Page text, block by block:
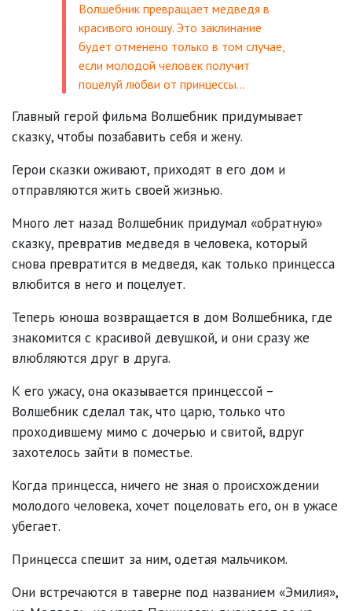
Волшебник превращает медведя в
красивого юношу. Это заклинание
будет отменено только в том случае,
если молодой человек получит
поцелуй любви от принцессы…
Главный герой фильма Волшебник придумывает
сказку, чтобы позабавить себя и жену.
Герои сказки оживают, приходят в его дом и
отправляются жить своей жизнью.
Много лет назад Волшебник придумал «обратную»
сказку, превратив медведя в человека, который
снова превратится в медведя, как только принцесса
влюбится в него и поцелует.
Теперь юноша возвращается в дом Волшебника, где
знакомится с красивой девушкой, и они сразу же
влюбляются друг в друга.
К его ужасу, она оказывается принцессой –
Волшебник сделал так, что царю, только что
проходившему мимо с дочерью и свитой, вдруг
захотелось зайти в поместье.
Когда принцесса, ничего не зная о происхождении
молодого человека, хочет поцеловать его, он в ужасе
убегает.
Принцесса спешит за ним, одетая мальчиком.
Они встречаются в таверне под названием «Эмилия»,